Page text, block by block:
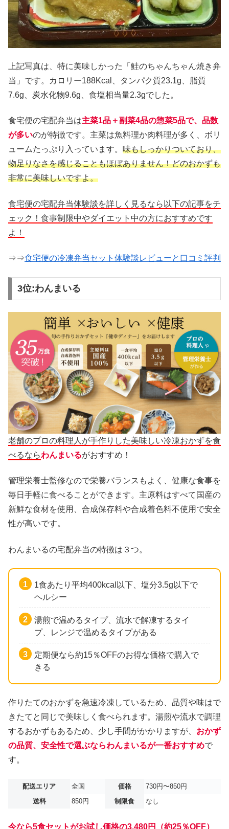
上記写真は、特に美味しかった「鮭のちゃんちゃん焼き弁
当」です。カロリー188Kcal、タンパク質23.1g、脂質
7.6g、炭水化物9.6g、食塩相当量2.3gでした。
食宅便の宅配弁当は主菜1品＋副菜4品の惣菜5品で、品数
が多いのが特徴です。主菜は魚料理か肉料理が多く、ボリ
ュームたっぷり入っています。 味もしっかりついており、
物足りなさを感じることもほぼありません！どのおかずも
非常に美味しいですよ。
食宅便の宅配弁当体験談を詳しく見るなら以下の記事をチ
ェック！食事制限中やダイエット中の方におすすめです
よ！
⇒⇒食宅便の冷凍弁当セット体験談レビューと口コミ評判
3位:わんまいる
老舗のプロの料理人が手作りした美味しい冷凍おかずを食
べるならわんまいるがおすすめ！
管理栄養士監修なので栄養バランスもよく、健康な食事を
毎日手軽に食べることができます。主原料はすべて国産の
新鮮な食材を使用、合成保存料や合成着色料不使用で安全
性が高いです。
わんまいるの宅配弁当の特徴は３つ。
1食あたり平均400kcal以下、塩分3.5g以下で
ヘルシー
湯煎で温めるタイプ、流水で解凍するタイ
プ、レンジで温めるタイプがある
定期便なら約15％OFFのお得な価格で購入で
きる
作りたてのおかずを急速冷凍しているため、品質や味はで
きたてと同じで美味しく食べられます。湯煎や流水で調理
するおかずもあるため、少し手間がかかりますが、 おかず
の品質、安全性で選ぶならわんまいるが一番おすすめで
す。
配送エリア 全国 価格
730円〜850円
送料
850円 制限食 なし
今なら5食セットがお試し価格の3,480円（約25％OFF）